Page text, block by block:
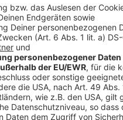
durch und stimmen Sie der
des Service zu, um dieses
Video anzusehen.
Mehr Informationen
Akzeptieren
byUsercentrics Consent
Management Platform
in Portland